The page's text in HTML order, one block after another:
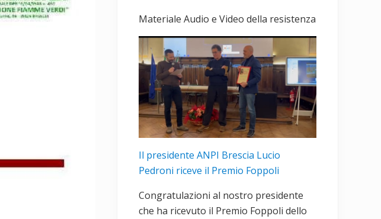
primaria
Materiale Audio e Video della resistenza
Il presidente ANPI Brescia Lucio
Pedroni riceve il Premio Foppoli
Congratulazioni al nostro presidente
che ha ricevuto il Premio Foppoli dello